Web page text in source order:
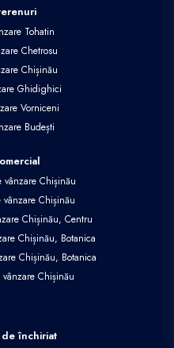
Tohatin
Chetrosu
Chișinău
Ghidighici
Vorniceni
Budești
vânzare Chișinău
Chișinău
Chișinău, Centru
Chișinău, Botanica
Chișinău, Botanica
Chișinău
închiriat